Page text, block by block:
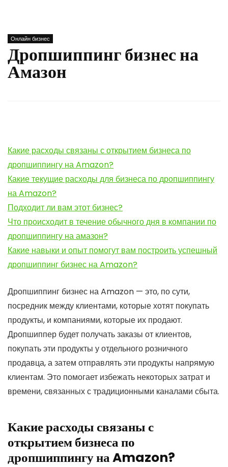
Онлайн бизнес
Дропшиппинг бизнес на
Амазон
Какие расходы связаны с открытием бизнеса по
дропшиппингу на Amazon?
Какие текущие расходы для бизнеса по дропшиппингу
на Amazon?
Подходит ли вам этот бизнес?
Что происходит в течение обычного дня в компании по
дропшиппингу на амазон?
Какие навыки и опыт помогут вам построить успешный
дропшиппинг бизнес на Amazon?
Дропшиппинг бизнес на Amazon — это, по сути,
посредник между клиентами, которые хотят покупать
продукты, и компаниями, которые их продают.
Дропшиппер будет получать заказы от клиентов,
покупать эти продукты у отдельного розничного
продавца, а затем отправлять эти продукты напрямую
клиентам. Это помогает избежать некоторых затрат и
времени, связанных с традиционными каналами сбыта.
Какие расходы связаны с
открытием бизнеса по
дропшиппингу на Amazon?